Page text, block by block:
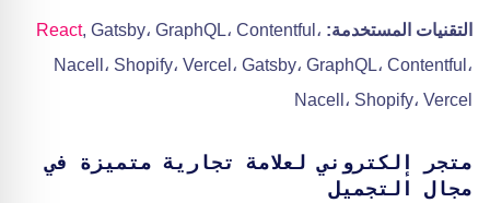
التقنيات المستخدمة: React, Gatsby، GraphQL، Contentful،
Nacell، Shopify، Vercel، Gatsby، GraphQL، Contentful،
Nacell، Shopify، Vercel
متجر إلكتروني لعلامة تجارية متميزة في
مجال التجميل